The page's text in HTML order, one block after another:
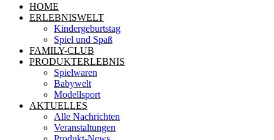
HOME
ERLEBNISWELT
Kindergeburtstag
Spiel und Spaß
FAMILY-CLUB
PRODUKTERLEBNIS
Spielwaren
Babywelt
Modellsport
AKTUELLES
Alle Nachrichten
Veranstaltungen